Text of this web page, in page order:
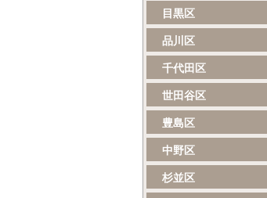
目黒区
品川区
千代田区
世田谷区
豊島区
中野区
杉並区